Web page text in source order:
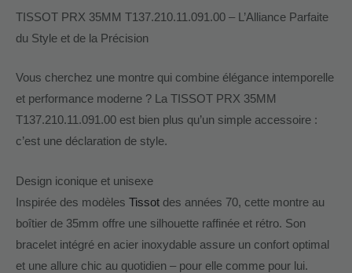
TISSOT PRX 35MM T137.210.11.091.00 – L’Alliance Parfaite
du Style et de la Précision
Vous cherchez une montre qui combine élégance intemporelle
et performance moderne ? La TISSOT PRX 35MM
T137.210.11.091.00 est bien plus qu’un simple accessoire :
c’est une déclaration de style.
Design iconique et unisexe
Inspirée des modèles Tissot des années 70, cette montre au
boîtier de 35mm offre une silhouette raffinée et rétro. Son
bracelet intégré en acier inoxydable assure un confort optimal
et une allure chic au quotidien – pour elle comme pour lui.